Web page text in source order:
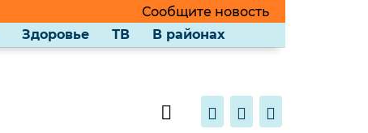
Сообщите новость
Здоровье ТВ В районах